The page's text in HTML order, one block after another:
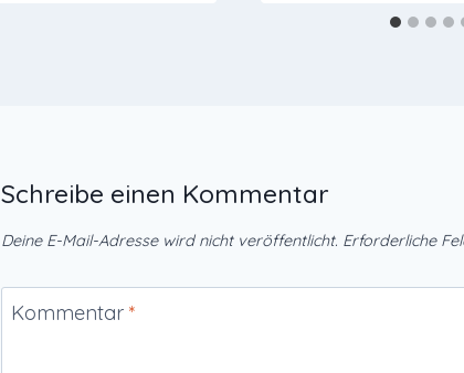
Schreibe einen Kommentar
Deine E-Mail-Adresse wird nicht veröffentlicht. Erforderliche
Kommentar *